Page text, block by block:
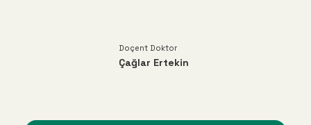
Doçent Doktor
Çağlar Ertekin